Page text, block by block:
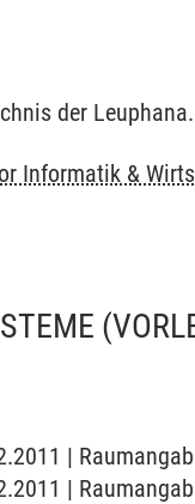
der Leuphana.
Informatik &
|
|